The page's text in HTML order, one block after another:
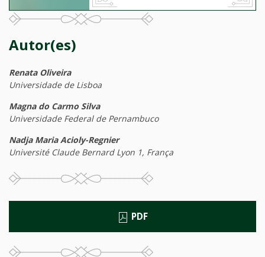
Autor(es)
Renata Oliveira
Universidade de Lisboa
Magna do Carmo Silva
Universidade Federal de Pernambuco
Nadja Maria Acioly-Regnier
Université Claude Bernard Lyon 1, França
PDF